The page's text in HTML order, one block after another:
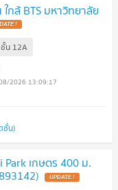
กล้ BTS มหาวิทยาลัย
!
ชั้น 12A
2026 13:09:17
ชั่น)
เกษตร 400 ม.
UPDATE !